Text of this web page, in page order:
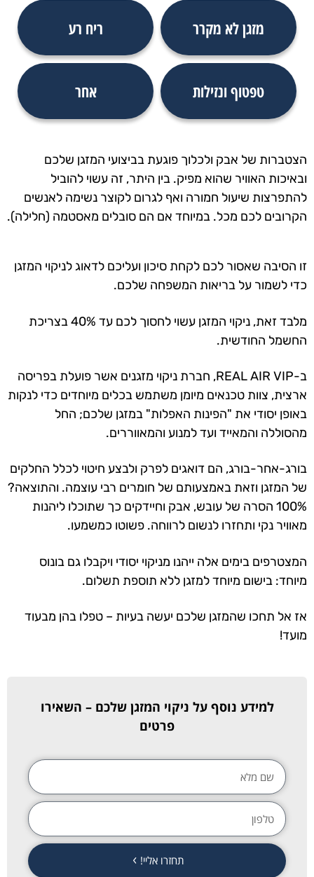
מזגן לא מקרר ריח רע
טפטוף ונזילות אחר
הצטברות של אבק ולכלוך פוגעת בביצועי המזגן שלכם
ובאיכות האוויר שהוא מפיק. בין היתר, זה עשוי להוביל
להתפרצות שיעול חמורה ואף לגרום לקוצר נשימה לאנשים
הקרובים לכם מכל. במיוחד אם הם סובלים מאסטמה (חלילה).
זו הסיבה שאסור לכם לקחת סיכון ועליכם לדאוג לניקוי המזגן
כדי לשמור על בריאות המשפחה שלכם.
מלבד זאת, ניקוי המזגן עשוי לחסוך לכם עד 40% בצריכת
החשמל החודשית.
ב-REAL AIR VIP, חברת ניקוי מזגנים אשר פועלת בפריסה
ארצית, צוות טכנאים מיומן משתמש בכלים מיוחדים כדי לנקות
באופן יסודי את "הפינות האפלות" במזגן שלכם; החל
מהסוללה והמאייד ועד למנוע והמאווררים.
בורג-אחר-בורג, הם דואגים לפרק ולבצע חיטוי לכלל החלקים
של המזגן וזאת באמצעותם של חומרים רבי עוצמה. והתוצאה?
100% הסרה של עובש, אבק וחיידקים כך שתוכלו ליהנות
מאוויר נקי ותחזרו לנשום לרווחה. פשוטו כמשמעו.
המצטרפים בימים אלה ייהנו מניקוי יסודי ויקבלו גם בונוס
מיוחד: בישום מיוחד למזגן ללא תוספת תשלום.
אז אל תחכו שהמזגן שלכם יעשה בעיות – טפלו בהן מבעוד
מועד!
למידע נוסף על ניקוי המזגן שלכם – השאירו
פרטים
תחזרו אליי!